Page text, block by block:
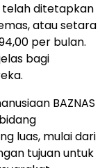
telah ditetapkan
atau setara
per bulan.
bagi
BAZNAS
luas, mulai dari
tujuan untuk